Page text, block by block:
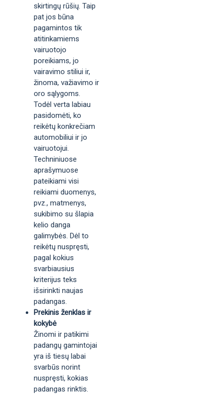
skirtingų rūšių. Taip
pat jos būna
pagamintos tik
atitinkamiems
vairuotojo
poreikiams, jo
vairavimo stiliui ir,
žinoma, važiavimo ir
oro sąlygoms.
Todėl verta labiau
pasidomėti, ko
reikėtų konkrečiam
automobiliui ir jo
vairuotojui.
Techniniuose
aprašymuose
pateikiami visi
reikiami duomenys,
pvz., matmenys,
sukibimo su šlapia
kelio danga
galimybės. Dėl to
reikėtų nuspręsti,
pagal kokius
svarbiausius
kriterijus teks
išsirinkti naujas
padangas.
Prekinis ženklas ir
kokybė
Žinomi ir patikimi
padangų gamintojai
yra iš tiesų labai
svarbūs norint
nuspręsti, kokias
padangas rinktis.